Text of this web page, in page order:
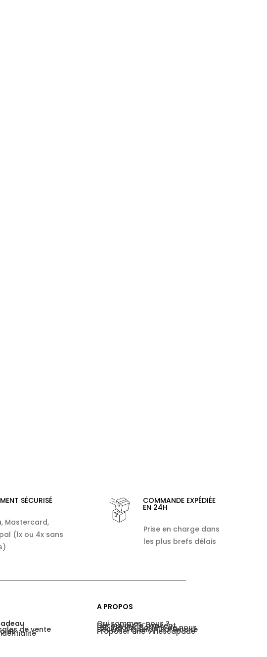
SÉCURISÉ
Mastercard,
(1x ou 4x sans
COMMANDE EXPÉDIÉE
EN 24H
Prise en charge dans
les plus brefs délais
de vente
A PROPOS
Qui sommes-nous ?
Découvrez le concept
Les médias parlent de nous
Devenir Vigneron Partenaire
Proposer une Vinescapade